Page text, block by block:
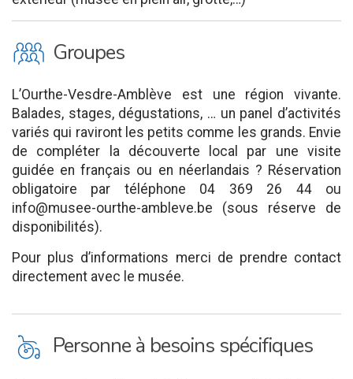
O Groupes
L’Ourthe-Vesdre-Amblève est une région vivante.
Balades, stages, dégustations, … un panel d’activités
variés qui raviront les petits comme les grands. Envie
de compléter la découverte local par une visite
guidée en français ou en néerlandais ? Réservation
obligatoire par téléphone 04 369 26 44 ou
info@musee-ourthe-ambleve.be (sous réserve de
disponibilités).
Pour plus d’informations merci de prendre contact
directement avec le musée.
L Personne à besoins spécifiques